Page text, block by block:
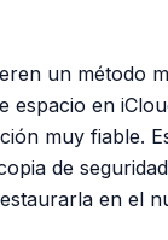
un método
espacio en
muy fiable.
de
en el